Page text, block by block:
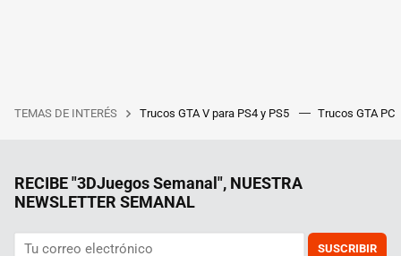
TEMAS DE INTERÉS Trucos GTA V para PS4 y PS5 Trucos GTA PC
RECIBE "3DJuegos Semanal", NUESTRA
NEWSLETTER SEMANAL
SUSCRIBIR